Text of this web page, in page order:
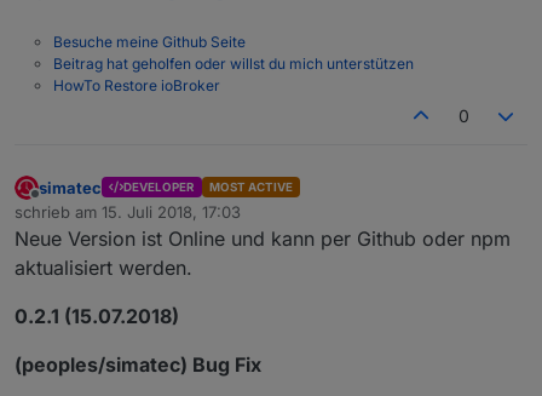
Besuche meine Github Seite
Beitrag hat geholfen oder willst du mich unterstützen
HowTo Restore ioBroker
0
Offline
simatec DEVELOPER MOST ACTIVE
schrieb am 15. Juli 2018, 17:03
zuletzt editiert von
Neue Version ist Online und kann per Github oder npm
aktualisiert werden.
0.2.1 (15.07.2018)
(peoples/simatec) Bug Fix